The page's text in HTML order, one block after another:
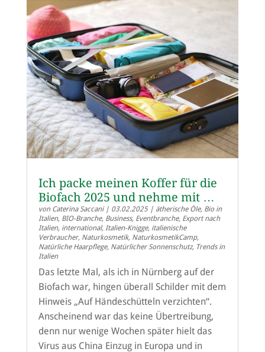
Ich packe meinen Koffer für die
Biofach 2025 und nehme mit …
von Caterina Saccani| 03.02.2025| ätherische Öle, Bio in
Italien, BIO-Branche, Business, Eventbranche, Export nach
Italien, international, Italien-Knigge, italienische
Verbraucher, Naturkosmetik, NaturkosmetikCamp,
Natürliche Haarpflege, Natürlicher Sonnenschutz, Trends in
Italien
Das letzte Mal, als ich in Nürnberg auf der
Biofach war, hingen überall Schilder mit dem
Hinweis „Auf Händeschütteln verzichten“.
Anscheinend war das keine Übertreibung,
denn nur wenige Wochen später hielt das
Virus aus China Einzug in Europa und in